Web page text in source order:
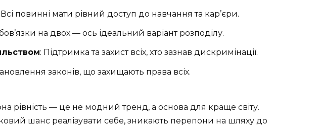
Всі повинні мати рівний доступ до навчання та кар’єри.
на двох — ось ідеальний варіант розподілу.
: Підтримка та захист всіх, хто зазнав дискримінації.
законів, що захищають права всіх.
рівність — це не модний тренд, а основа для краще світу.
шанс реалізувати себе, зникають перепони на шляху до